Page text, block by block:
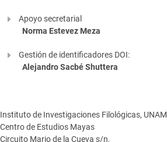
Apoyo secretarial
Norma Estevez Meza
Gestión de identificadores DOI:
Alejandro Sacbé Shuttera
Instituto de Investigaciones Filológicas, UNAM
Centro de Estudios Mayas
Circuito Mario de la Cueva s/n,